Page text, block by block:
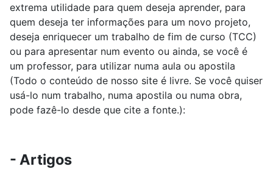
extrema utilidade para quem deseja aprender, para
quem deseja ter informações para um novo projeto,
deseja enriquecer um trabalho de fim de curso (TCC)
ou para apresentar num evento ou ainda, se você é
um professor, para utilizar numa aula ou apostila
(Todo o conteúdo de nosso site é livre. Se você quiser
usá-lo num trabalho, numa apostila ou numa obra,
pode fazê-lo desde que cite a fonte.):
- Artigos